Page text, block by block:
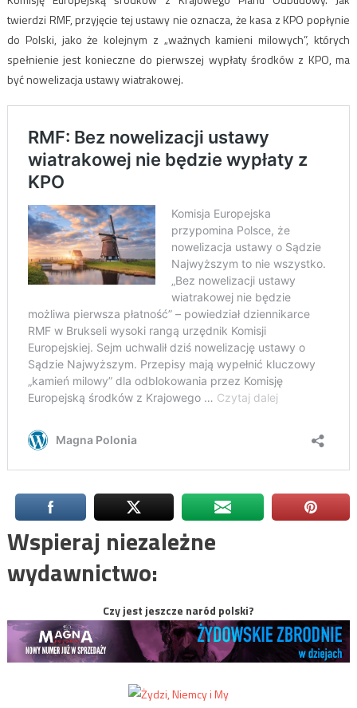
twierdzi RMF, przyjęcie tej ustawy nie oznacza, że kasa z KPO popłynie
do Polski, jako że kolejnym z „ważnych kamieni milowych”, których
spełnienie jest konieczne do pierwszej wypłaty środków z KPO, ma
być nowelizacja ustawy wiatrakowej.
Wspieraj niezależne
wydawnictwo:
Czy jest jeszcze naród polski?